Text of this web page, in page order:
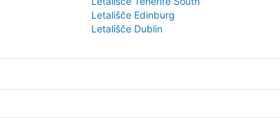
Letališče Edinburg
Letališče Dublin